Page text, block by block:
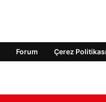
Forum Çerez Politikası